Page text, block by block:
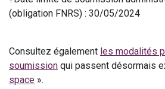
(obligation FNRS) : 30/05/2024
Consultez également les modalités
soumission qui passent désormais
space ».